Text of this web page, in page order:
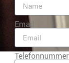
Email
Telefonnummer